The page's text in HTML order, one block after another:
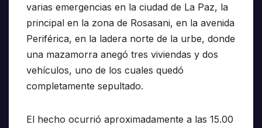
varias emergencias en la ciudad de La Paz, la
principal en la zona de Rosasani, en la avenida
Periférica, en la ladera norte de la urbe, donde
una mazamorra anegó tres viviendas y dos
vehículos, uno de los cuales quedó
completamente sepultado.
El hecho ocurrió aproximadamente a las 15.00